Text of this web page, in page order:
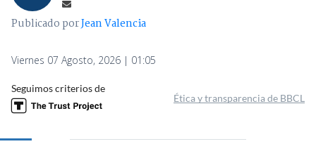
Publicado porJean Valencia
Viernes 07 Agosto, 2026 | 01:05
Seguimos criterios de
Ética y transparencia de BBCL